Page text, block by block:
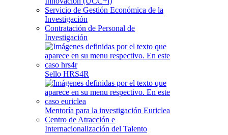
Servicio de Gestión Económica de la
Investigación
Contratación de Personal de
Investigación
Sello HRS4R
Mentoría para la investigación Euriclea
Centro de Atracción e
Internacionalización del Talento